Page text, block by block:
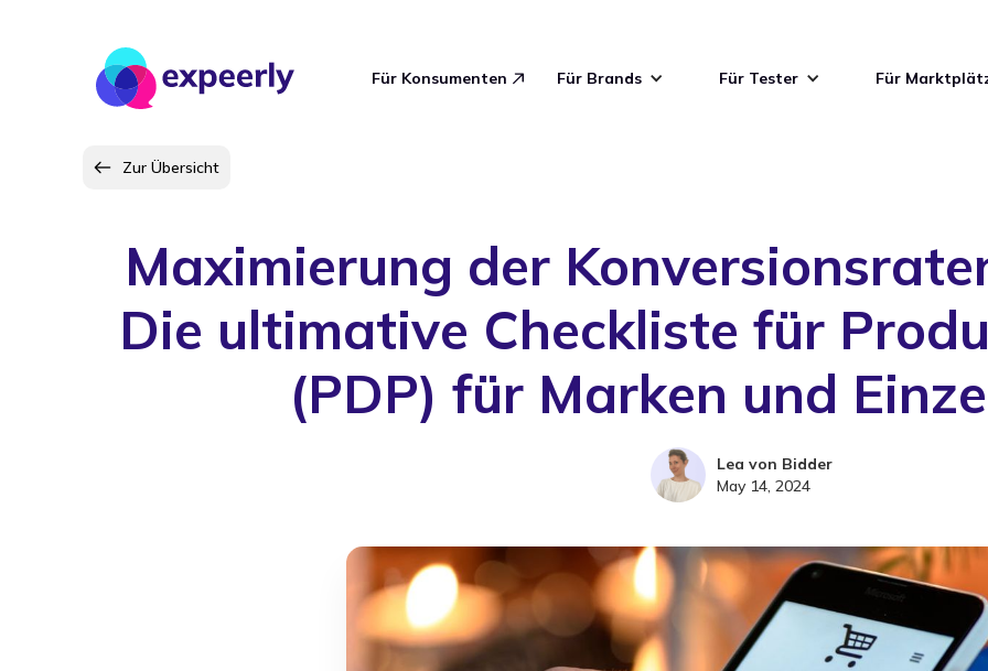
Für Konsumenten Für Brands Für Tester Für
Zur Übersicht
Maximierung der
Die ultimative Checkliste für
(PDP) für Marken und
Lea von Bidder
May 14, 2024